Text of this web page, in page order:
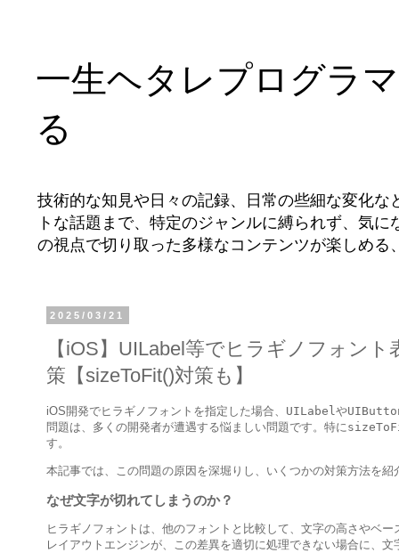
一生ヘタレプログラ
る
技術的な知見や日々の記録、日常の些細な変化
トな話題まで、特定のジャンルに縛られず、気
の視点で切り取った多様なコンテンツが楽しめ
2025/03/21
【iOS】UILabel等でヒラギノフォン
策【sizeToFit()対策も】
iOS開発でヒラギノフォントを指定した場合、 UILabel や
問題は、多くの開発者が遭遇する悩ましい問題です。特に
す。
本記事では、この問題の原因を深堀りし、いくつかの対策方法を紹
なぜ文字が切れてしまうのか？
ヒラギノフォントは、他のフォントと比較して、文字の高さやベ
レイアウトエンジンが、この差異を適切に処理できない場合に、